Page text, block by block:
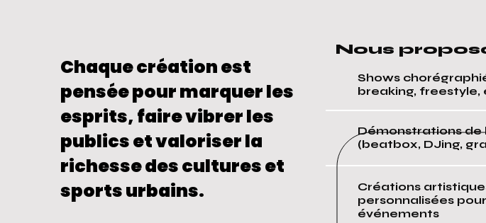
Chaque création est
pensée pour marquer les
esprits, faire vibrer les
publics et valoriser la
richesse des cultures et
sports urbains.
Nous
Shows
breaking, freestyle,
Démonstrations de
(beatbox, DJing,
Créations
personnalisées
événements